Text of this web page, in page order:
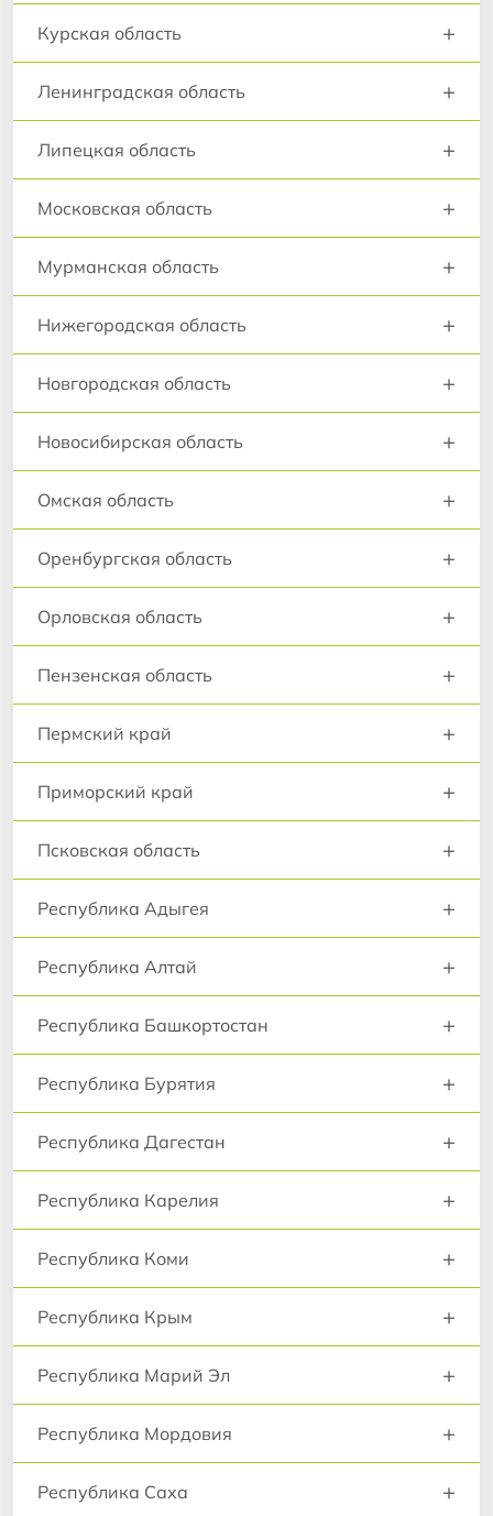
Курская область +
Ленинградская область +
Липецкая область +
Московская область +
Мурманская область +
Нижегородская область +
Новгородская область +
Новосибирская область +
Омская область +
Оренбургская область +
Орловская область +
Пензенская область +
Пермский край +
Приморский край +
Псковская область +
Республика Адыгея +
Республика Алтай +
Республика Башкортостан +
Республика Бурятия +
Республика Дагестан +
Республика Карелия +
Республика Коми +
Республика Крым +
Республика Марий Эл +
Республика Мордовия +
Республика Саха +